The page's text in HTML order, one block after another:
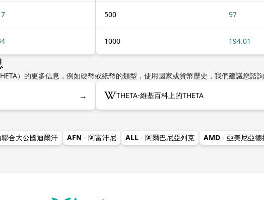
500 97
1000 194.01
）的更多信息，例如硬幣或紙幣的類型，使用國家或貨幣歷史，我們建議您諮詢
→ THETA-維基百科上的THETA
合大公國迪爾汗 AFN - 阿富汗尼 ALL - 阿爾巴尼亞列克 AMD - 亞美尼亞德